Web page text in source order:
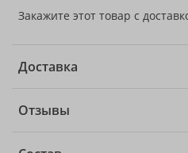
Закажите этот товар с
Доставка
Отзывы